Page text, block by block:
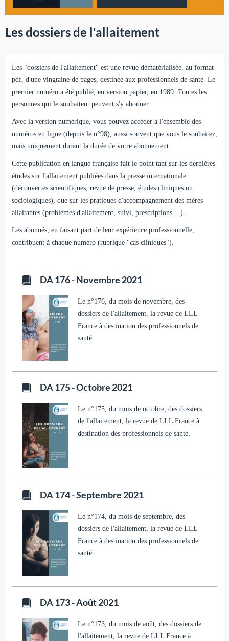
Les dossiers de l'allaitement
Les "dossiers de l'allaitement" est une revue dématérialisée, au format
pdf, d'une vingtaine de pages, destinée aux professionnels de santé. Le
premier numéro a été publié, en version papier, en 1989. Toutes les
personnes qui le souhaitent peuvent s'y abonner.
Avec la version numérique, vous pouvez accéder à l'ensemble des
numéros en ligne (depuis le n°98), aussi souvent que vous le souhaitez,
mais uniquement durant la durée de votre abonnement.
Cette publication en langue française fait le point tant sur les dernières
études sur l'allaitement publiées dans la presse internationale
(découvertes scientifiques, revue de presse, études cliniques ou
sociologiques), que sur les pratiques d'accompagnement des mères
allaitantes (problèmes d'allaitement, suivi, prescriptions ...).
Les abonnés, en faisant part de leur expérience professionnelle,
contribuent à chaque numéro (rubrique "cas cliniques").
DA 176 - Novembre 2021
Le n°176, du mois de novembre, des
dossiers de l'allaitement, la revue de LLL
France à destination des professionnels de
santé.
DA 175 - Octobre 2021
Le n°175, du mois de octobre, des dossiers
de l'allaitement, la revue de LLL France à
destination des professionnels de santé.
DA 174 - Septembre 2021
Le n°174, du mois de septembre, des
dossiers de l'allaitement, la revue de LLL
France à destination des professionnels de
santé.
DA 173 - Août 2021
Le n°173, du mois de août, des dossiers de
l'allaitement, la revue de LLL France à